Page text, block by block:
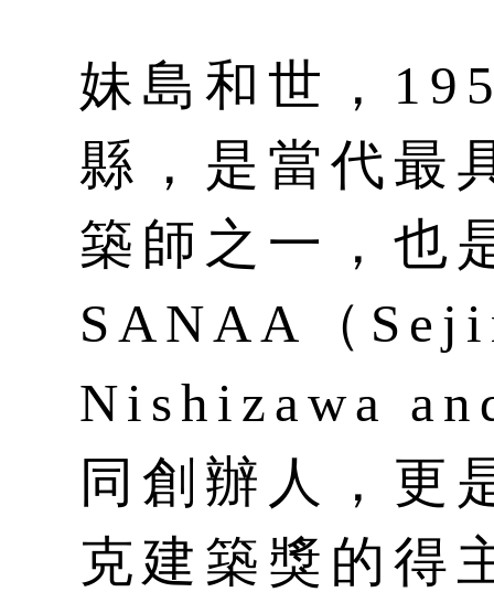
妹島和世，
縣，是當代最
築師之一，也
SANAA（
Nishizawa
同創辦人，更
克建築獎的得